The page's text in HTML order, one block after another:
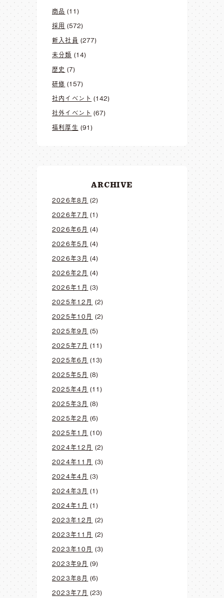
商品 (11)
採用 (572)
新入社員 (277)
未分類 (14)
歴史 (7)
研修 (157)
社内イベント (142)
社外イベント (67)
福利厚生 (91)
ARCHIVE
2026年8月 (2)
2026年7月 (1)
2026年6月 (4)
2026年5月 (4)
2026年3月 (4)
2026年2月 (4)
2026年1月 (3)
2025年12月 (2)
2025年10月 (2)
2025年9月 (5)
2025年7月 (11)
2025年6月 (13)
2025年5月 (8)
2025年4月 (11)
2025年3月 (8)
2025年2月 (6)
2025年1月 (10)
2024年12月 (2)
2024年11月 (3)
2024年4月 (3)
2024年3月 (1)
2024年1月 (1)
2023年12月 (2)
2023年11月 (2)
2023年10月 (3)
2023年9月 (9)
2023年8月 (6)
2023年7月 (23)